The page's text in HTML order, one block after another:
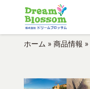
ホーム » 商品情報 »